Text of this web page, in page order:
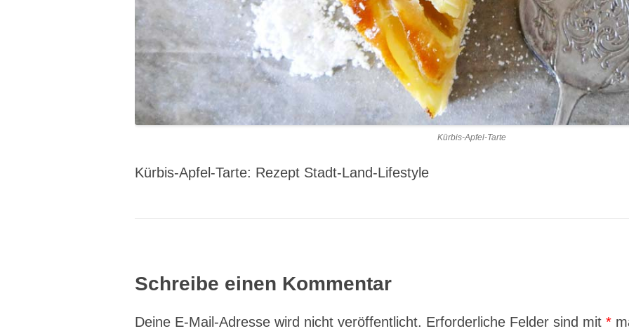
Kürbis-Apfel-Tarte
Kürbis-Apfel-Tarte: Rezept Stadt-Land-Lifestyle
Schreibe einen Kommentar
Deine E-Mail-Adresse wird nicht veröffentlicht. Erforderliche Felder sind mit *